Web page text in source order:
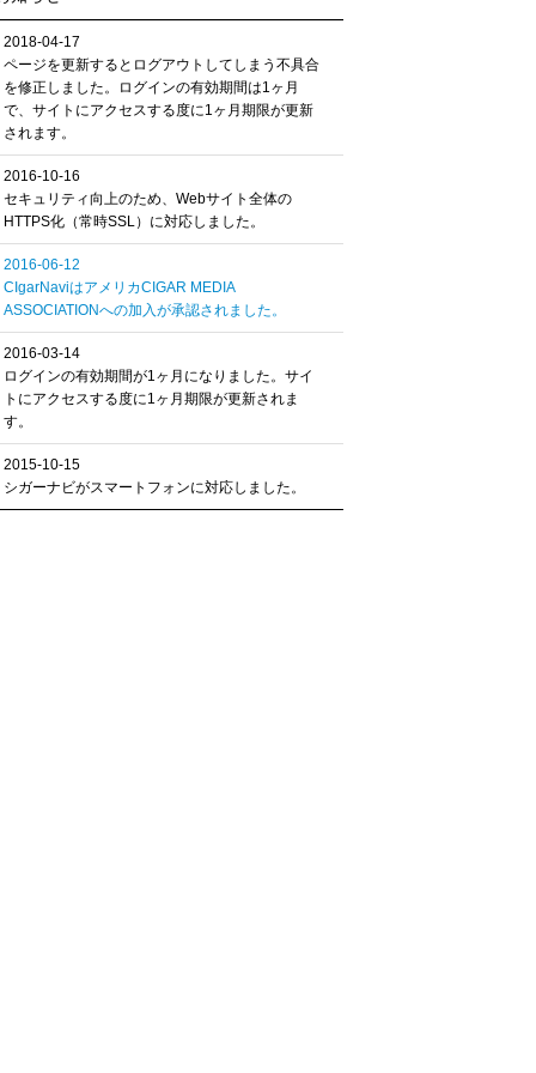
2018-04-17
ページを更新するとログアウトしてしまう不具合
を修正しました。ログインの有効期間は1ヶ月
で、サイトにアクセスする度に1ヶ月期限が更新
されます。
2016-10-16
セキュリティ向上のため、Webサイト全体の
HTTPS化（常時SSL）に対応しました。
2016-06-12
CIgarNaviはアメリカCIGAR MEDIA
ASSOCIATIONへの加入が承認されました。
2016-03-14
ログインの有効期間が1ヶ月になりました。サイ
トにアクセスする度に1ヶ月期限が更新されま
す。
2015-10-15
シガーナビがスマートフォンに対応しました。